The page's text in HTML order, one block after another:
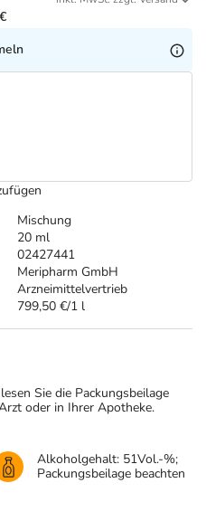
Mischung
20 ml
02427441
Meripharm GmbH
Arzneimittelvertrieb
799,50 €/1 l
Sie die Packungsbeilage
oder in Ihrer Apotheke.
Alkoholgehalt: 51Vol.-%;
Packungsbeilage beachten